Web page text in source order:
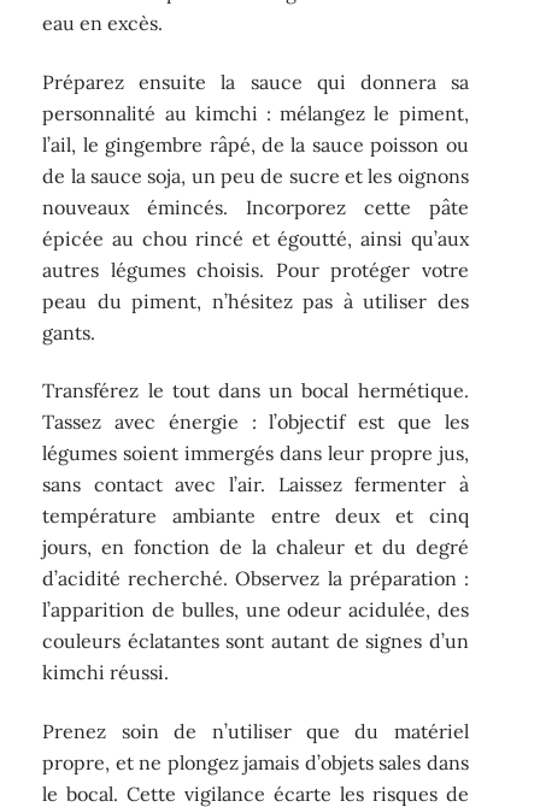
eau en excès.
Préparez ensuite la sauce qui donnera sa
personnalité au kimchi : mélangez le piment,
l’ail, le gingembre râpé, de la sauce poisson ou
de la sauce soja, un peu de sucre et les oignons
nouveaux émincés. Incorporez cette pâte
épicée au chou rincé et égoutté, ainsi qu’aux
autres légumes choisis. Pour protéger votre
peau du piment, n’hésitez pas à utiliser des
gants.
Transférez le tout dans un bocal hermétique.
Tassez avec énergie : l’objectif est que les
légumes soient immergés dans leur propre jus,
sans contact avec l’air. Laissez fermenter à
température ambiante entre deux et cinq
jours, en fonction de la chaleur et du degré
d’acidité recherché. Observez la préparation :
l’apparition de bulles, une odeur acidulée, des
couleurs éclatantes sont autant de signes d’un
kimchi réussi.
Prenez soin de n’utiliser que du matériel
propre, et ne plongez jamais d’objets sales dans
le bocal. Cette vigilance écarte les risques de